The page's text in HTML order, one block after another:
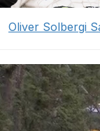
Oliver Solbergi